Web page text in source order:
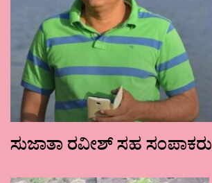
ಸುಜಾತಾ ರವೀಶ್ ಸಹ ಸಂಪಾಕರು